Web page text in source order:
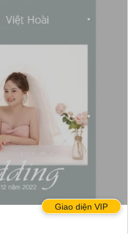
Giao diện VIP